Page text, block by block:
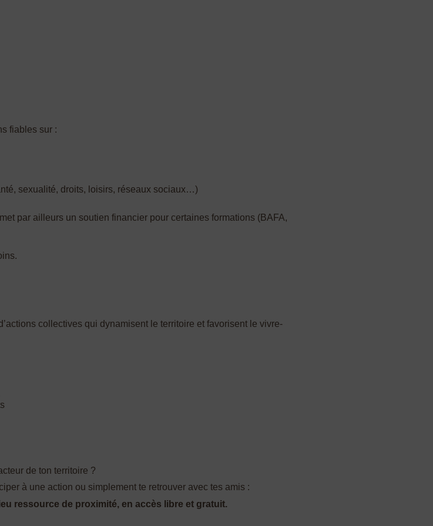
fiables sur :
sexualité, droits, loisirs, réseaux sociaux…)
par ailleurs un soutien financier pour certaines formations (BAFA,
collectives qui dynamisent le territoire et favorisent le vivre-
de ton territoire ?
à une action ou simplement te retrouver avec tes amis :
ressource de proximité, en accès libre et gratuit.